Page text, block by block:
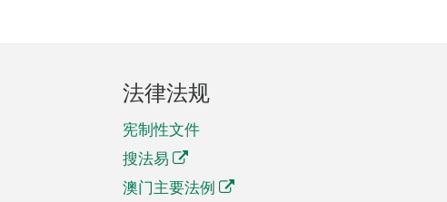
法律法规
宪制性文件
搜法易
澳门主要法例